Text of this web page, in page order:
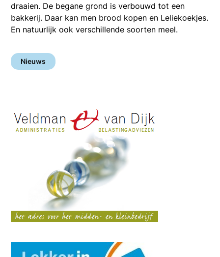
draaien. De begane grond is verbouwd tot een
bakkerij. Daar kan men brood kopen en Leliekoekjes.
En natuurlijk ook verschillende soorten meel.
Nieuws